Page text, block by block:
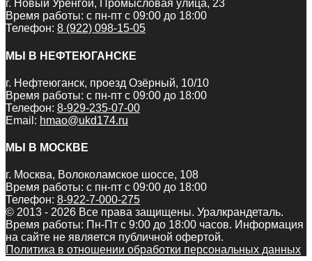
г. Новый Уренгой, Промысловая улица, 23
Время работы: с пн-пт с 09:00 до 18:00
Телефон: 8 (922) 098-15-05
МЫ В НЕФТЕЮГАНСКЕ
г. Нефтеюганск, проезд Озёрный, 10/10
Время работы: с пн-пт с 09:00 до 18:00
Телефон: 8-929-235-07-00
Email: hmao@ukd174.ru
МЫ В МОСКВЕ
г. Москва, Волоколамское шоссе, 108
Время работы: с пн-пт с 09:00 до 18:00
Телефон: 8-922-7-000-275
© 2013 - 2026 Все права защищены. Уралкрандеталь.
Время работы: Пн-Пт c 9:00 до 18:00 часов. Информация
на сайте не является публичной офертой.
Политика в отношении обработки персональных данных